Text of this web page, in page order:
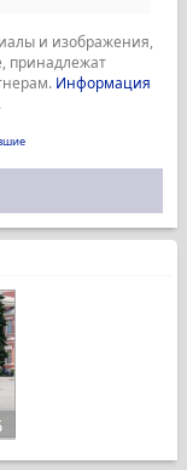
и изображения,
принадлежат
Информация
.